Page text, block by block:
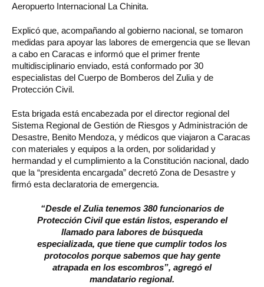
Aeropuerto Internacional La Chinita.
Explicó que, acompañando al gobierno nacional, se tomaron
medidas para apoyar las labores de emergencia que se llevan
a cabo en Caracas e informó que el primer frente
multidisciplinario enviado, está conformado por 30
especialistas del Cuerpo de Bomberos del Zulia y de
Protección Civil.
Esta brigada está encabezada por el director regional del
Sistema Regional de Gestión de Riesgos y Administración de
Desastre, Benito Mendoza, y médicos que viajaron a Caracas
con materiales y equipos a la orden, por solidaridad y
hermandad y el cumplimiento a la Constitución nacional, dado
que la “presidenta encargada” decretó Zona de Desastre y
firmó esta declaratoria de emergencia.
“Desde el Zulia tenemos 380 funcionarios de
Protección Civil que están listos, esperando el
llamado para labores de búsqueda
especializada, que tiene que cumplir todos los
protocolos porque sabemos que hay gente
atrapada en los escombros”, agregó el
mandatario regional.